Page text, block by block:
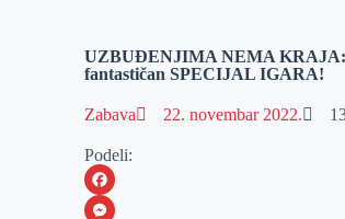
UZBUĐENJIMA NEMA KRAJA:
fantastičan SPECIJAL IGARA!
Zabava 22. novembar 2022.
Podeli:
F